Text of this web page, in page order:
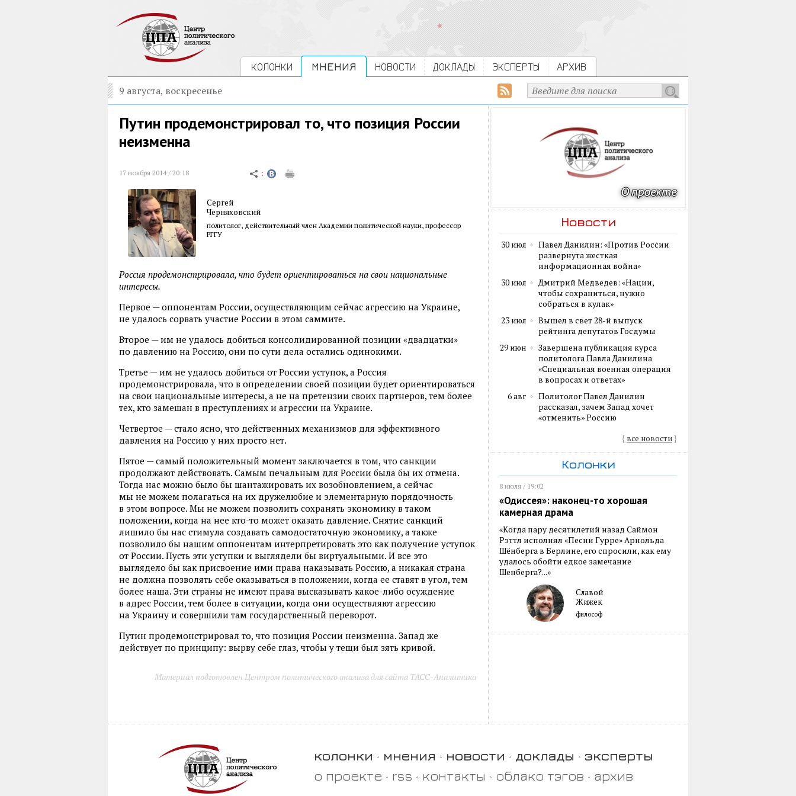
КОЛОНКИ МНЕНИЯ НОВОСТИ ДОКЛАДЫ ЭКСПЕРТЫ АРХИВ
9 августа, воскресенье
Путин продемонстрировал то, что позиция России
неизменна
17 ноября 2014 / 20:18
Сергей
Черняховский
политолог, действительный член Академии политической науки, профессор
РГГУ
Россия продемонстрировала, что будет ориентироваться на свои национальные
интересы.
Первое — оппонентам России, осуществляющим сейчас агрессию на Украине,
не удалось сорвать участие России в этом саммите.
Второе — им не удалось добиться консолидированной позиции «двадцатки»
по давлению на Россию, они по сути дела остались одинокими.
Третье — им не удалось добиться от России уступок, а Россия
продемонстрировала, что в определении своей позиции будет ориентироваться
на свои национальные интересы, а не на претензии своих партнеров, тем более
тех, кто замешан в преступлениях и агрессии на Украине.
Четвертое — стало ясно, что действенных механизмов для эффективного
давления на Россию у них просто нет.
Пятое — самый положительный момент заключается в том, что санкции
продолжают действовать. Самым печальным для России была бы их отмена.
Тогда нас можно было бы шантажировать их возобновлением, а сейчас
мы не можем полагаться на их дружелюбие и элементарную порядочность
в этом вопросе. Мы не можем позволить сохранять экономику в таком
положении, когда на нее кто-то может оказать давление. Снятие санкций
лишило бы нас стимула создавать самодостаточную экономику, а также
позволило бы нашим оппонентам интерпретировать это как получение уступок
от России. Пусть эти уступки и выглядели бы виртуальными. И все это
выглядело бы как присвоение ими права наказывать Россию, а никакая страна
не должна позволять себе оказываться в положении, когда ее ставят в угол, тем
более наша. Эти страны не имеют права высказывать какое-либо осуждение
в адрес России, тем более в ситуации, когда они осуществляют агрессию
на Украину и совершили там государственный переворот.
Путин продемонстрировал то, что позиция России неизменна. Запад же
действует по принципу: вырву себе глаз, чтобы у тещи был зять кривой.
Материал подготовлен Центром политического анализа для сайта ТАСС-Аналитика
Новости
30 июл
Павел Данилин: «Против России
развернута жесткая
информационная война»
30 июл
Дмитрий Медведев: «Нации,
чтобы сохраниться, нужно
собраться в кулак»
23 июл
Вышел в свет 28-й выпуск
рейтинга депутатов Госдумы
29 июн
Завершена публикация курса
политолога Павла Данилина
«Специальная военная операция
в вопросах и ответах»
6 авг
Политолог Павел Данилин
рассказал, зачем Запад хочет
«отменить» Россию
{ все новости}
Колонки
8 июля / 19:02
«Одиссея»: наконец-то хорошая
камерная драма
«Когда пару десятилетий назад Саймон
Рэттл исполнял «Песни Гурре» Арнольда
Шёнберга в Берлине, его спросили, как ему
удалось обойти едкое замечание
Шенберга?...»
Славой
Жижек
философ
колонки мнения новости доклады
эксперты
о проекте
rss контакты облако тэгов архив